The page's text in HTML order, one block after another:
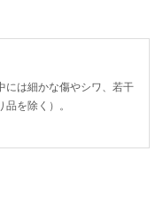
には細かな傷やシワ、若干
を除く）。